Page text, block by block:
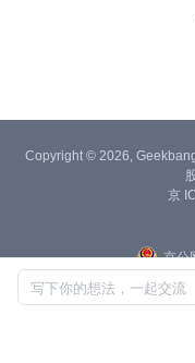
写下你的想法，一起交流
Copyright © 2026,
京
京公